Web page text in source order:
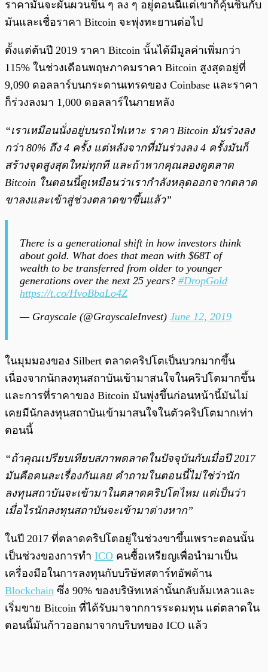
ราคามันจะผันผวนขึ้น ๆ ลง ๆ อยู่ตอนนี้แต่เขาก็คุ้นชินกับ
มันและเชื่อราคา Bitcoin จะพุ่งทะยานต่อไป
ตั้งแต่ต้นปี 2019 ราคา Bitcoin นั้นได้มีมูลค่าเพิ่มกว่า
115% ในช่วงเดือนพฤษภาคมราคา Bitcoin สูงสุดอยู่ที่
9,090 ดอลลาร์บนกระดานเทรดของ Coinbase และราคา
ก็ร่วงลงมา 1,000 ดอลลาร์ในภายหลัง
“เราเหมือนนั่งอยู่บนรถไฟเหาะ ราคา Bitcoin มันร่วงลง
กว่า 80% ถึง 4 ครั้ง แต่หลังจากที่มันร่วงลง 4 ครั้งมันก็
สร้างจุดสูงสุดใหม่ทุกที และถ้าหากคุณลองดูตลาด
Bitcoin ในตอนนี้ดูเหมือนว่าเรากำลังหลุดออกจากตลาด
ขาลงและเข้าสู่ช่วงตลาดขาขึ้นแล้ว”
There is a generational shift in how investors think
about gold. What does that mean with $68T of
wealth to be transferred from older to younger
generations over the next 25 years? #DropGold
https://t.co/HvoBbaLo4Z
— Grayscale (@GrayscaleInvest) June 12, 2019
ในมุมมองของ Silbert ตลาดคริปโตเป็นบวกมากขึ้น
เนื่องจากนักลงทุนสถาบันเข้ามาสนใจในคริปโตมากขึ้น
และการที่ราคาของ Bitcoin มันพุ่งขึ้นก่อนหน้านี้มันไม่
เคยมีนักลงทุนสถาบันเข้ามาสนใจในตัวคริปโตมากเท่า
ตอนนี้
“ถ้าคุณเปรียบเทียบสภาพตลาดในปัจจุบันกับเมื่อปี 2017
มันคือคนละเรื่องกันเลย คำถามในตอนนี้ไม่ใช่ว่านัก
ลงทุนสถาบันจะเข้ามาในตลาดคริปโตไหม แต่เป็นว่า
เมื่อไรนักลงทุนสถาบันจะเข้ามาต่างหาก”
ในปี 2017 ที่ตลาดคริปโตอยู่ในช่วงขาขึ้นเพราะตอนนั้น
เป็นช่วงของการทำ ICO คนซื้อเหรียญเพื่อนำมาเป็น
เครื่องมือในการลงทุนกับบริษัทสตาร์ทอัพด้าน
Blockchain ซึ่ง 90% ของบริษัทเหล่านั้นกลับล้มเหลวและ
เริ่มขาย Bitcoin ที่ได้รับมาจากการระดมทุน แต่ตลาดใน
ตอนนี้มันก้าวออกมาจากบริบทของ ICO แล้ว